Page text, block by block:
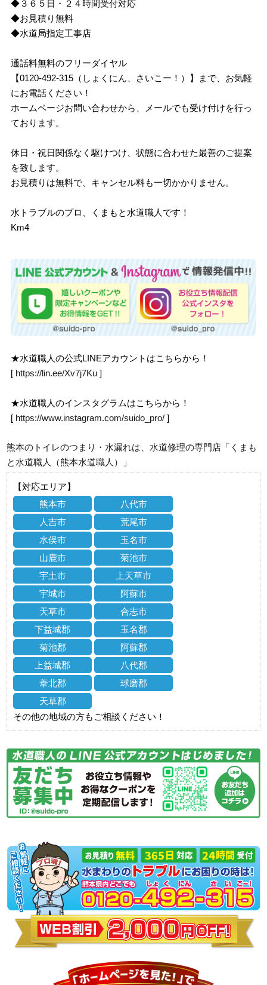
◆３６５日・２４時間受付対応
◆お見積り無料
◆水道局指定工事店
通話料無料のフリーダイヤル
【0120-492-315（しょくにん、さいこー！）】まで、お気軽
にお電話ください！
ホームページお問い合わせから、メールでも受け付けを行っ
ております。
休日・祝日関係なく駆けつけ、状態に合わせた最善のご提案
を致します。
お見積りは無料で、キャンセル料も一切かかりません。
水トラブルのプロ、くまもと水道職人です！
Km4
★水道職人の公式LINEアカウントはこちらから！
[ https://lin.ee/Xv7j7Ku ]
★水道職人のインスタグラムはこちらから！
[ https://www.instagram.com/suido_pro/ ]
熊本のトイレのつまり・水漏れは、水道修理の専門店「くまも
と水道職人（熊本水道職人）」
【対応エリア】
熊本市
八代市
人吉市
荒尾市
水俣市
玉名市
山鹿市
菊池市
宇土市
上天草市
宇城市
阿蘇市
天草市
合志市
下益城郡
玉名郡
菊池郡
阿蘇郡
上益城郡
八代郡
葦北郡
球磨郡
天草郡
その他の地域の方もご相談ください！